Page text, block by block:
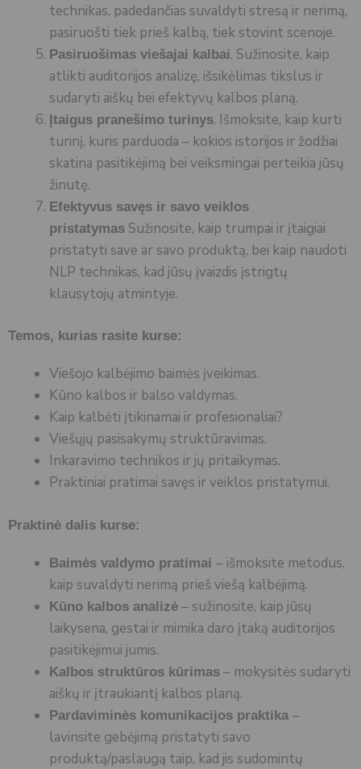
technikas, padedančias suvaldyti stresą ir nerimą,
pasiruošti tiek prieš kalbą, tiek stovint scenoje.
Pasiruošimas viešajai kalbai. Sužinosite, kaip
atlikti auditorijos analizę, išsikėlimas tikslus ir
sudaryti aiškų bei efektyvų kalbos planą.
Įtaigus pranešimo turinys. Išmoksite, kaip kurti
turinį, kuris parduoda – kokios istorijos ir žodžiai
skatina pasitikėjimą bei veiksmingai perteikia jūsų
žinutę.
Efektyvus savęs ir savo veiklos
pristatymas Sužinosite, kaip trumpai ir įtaigiai
pristatyti save ar savo produktą, bei kaip naudoti
NLP technikas, kad jūsų įvaizdis įstrigtų
klausytojų atmintyje.
Temos, kurias rasite kurse:
Viešojo kalbėjimo baimės įveikimas.
Kūno kalbos ir balso valdymas.
Kaip kalbėti įtikinamai ir profesionaliai?
Viešųjų pasisakymų struktūravimas.
Inkaravimo technikos ir jų pritaikymas.
Praktiniai pratimai savęs ir veiklos pristatymui.
Praktinė dalis kurse:
Baimės valdymo pratimai – išmoksite metodus,
kaip suvaldyti nerimą prieš viešą kalbėjimą.
Kūno kalbos analizė – sužinosite, kaip jūsų
laikysena, gestai ir mimika daro įtaką auditorijos
pasitikėjimui jumis.
Kalbos struktūros kūrimas – mokysitės sudaryti
aiškų ir įtraukiantį kalbos planą.
Pardaviminės komunikacijos praktika –
lavinsite gebėjimą pristatyti savo
produktą/paslaugą taip, kad jis sudomintų